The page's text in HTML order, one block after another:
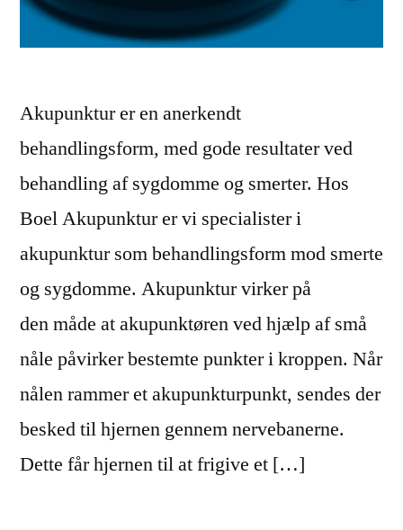
Akupunktur er en anerkendt
behandlingsform, med gode resultater ved
behandling af sygdomme og smerter. Hos
Boel Akupunktur er vi specialister i
akupunktur som behandlingsform mod smerte
og sygdomme. Akupunktur virker på
den måde at akupunktøren ved hjælp af små
nåle påvirker bestemte punkter i kroppen. Når
nålen rammer et akupunkturpunkt, sendes der
besked til hjernen gennem nervebanerne.
Dette får hjernen til at frigive et […]